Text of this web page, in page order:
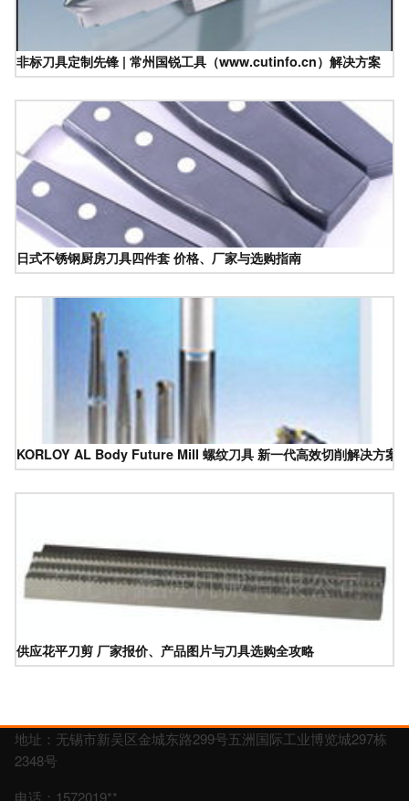
非标刀具定制先锋 | 常州国锐工具（www.cutinfo.cn）解决方案
日式不锈钢厨房刀具四件套 价格、厂家与选购指南
KORLOY AL Body Future Mill 螺纹刀具 新一代高效切削解决方案
供应花平刀剪 厂家报价、产品图片与刀具选购全攻略
地址：无锡市新吴区金城东路299号五洲国际工业博览城297栋
2348号
电话：1572019**